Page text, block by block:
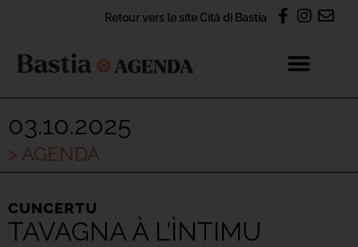
Retour vers le site Cità di Bastia
03.10.2025
> AGENDA
CUNCERTU
TAVAGNA À L’ÌNTIMU